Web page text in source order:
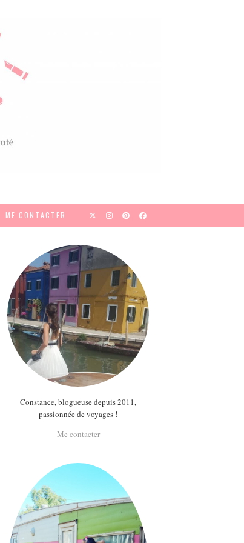
ME CONTACTER
Constance, blogueuse depuis 2011,
passionnée de voyages !
Me contacter